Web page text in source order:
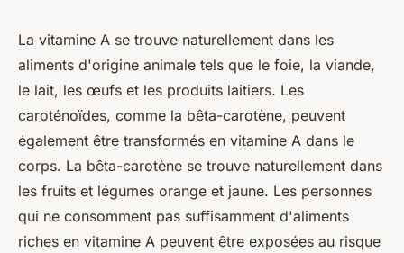
La vitamine A se trouve naturellement dans les
aliments d'origine animale tels que le foie, la viande,
le lait, les œufs et les produits laitiers. Les
caroténoïdes, comme la bêta-carotène, peuvent
également être transformés en vitamine A dans le
corps. La bêta-carotène se trouve naturellement dans
les fruits et légumes orange et jaune. Les personnes
qui ne consomment pas suffisamment d'aliments
riches en vitamine A peuvent être exposées au risque